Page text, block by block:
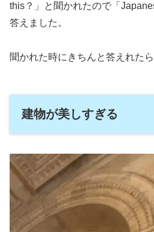
this？」と聞かれたので「
答えました。
聞かれた時にきちんと答えれたら
建物が美しすぎる